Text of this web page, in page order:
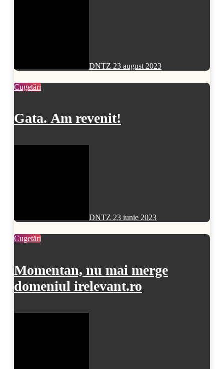
DNTZ 23 august 2023
Cugetări
Gata. Am revenit!
DNTZ 23 iunie 2023
Cugetări
Momentan, nu mai merge
domeniul irelevant.ro